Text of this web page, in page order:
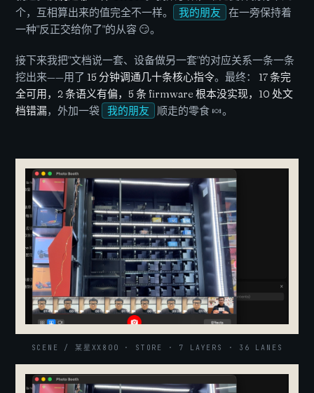
个，互相算出来的值完全不一样。
我的朋友
在一旁保持着
一种"反正交给你了"的从容 😏。
接下来我把"文档说一套、设备做另一套"的对应关系一条一条
挖出来——用了 15 分钟调通几十条核心指令。最终： 17 条完
全可用，2 条语义有偏，5 条 firmware 根本没实现，10 处文
档错漏，外加一袋 我的朋友 顺走的零食 🍬。
SCENE / 某星XX800 · STORE · 7 LAYERS · 36 LANES